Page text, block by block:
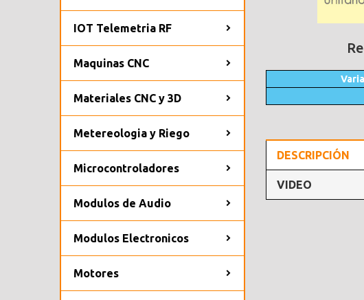
IOT Telemetria RF
Maquinas CNC
Materiales CNC y 3D
Metereologia y Riego
Microcontroladores
Modulos de Audio
Modulos Electronicos
Motores
DESCRIPCIÓN
VIDEO